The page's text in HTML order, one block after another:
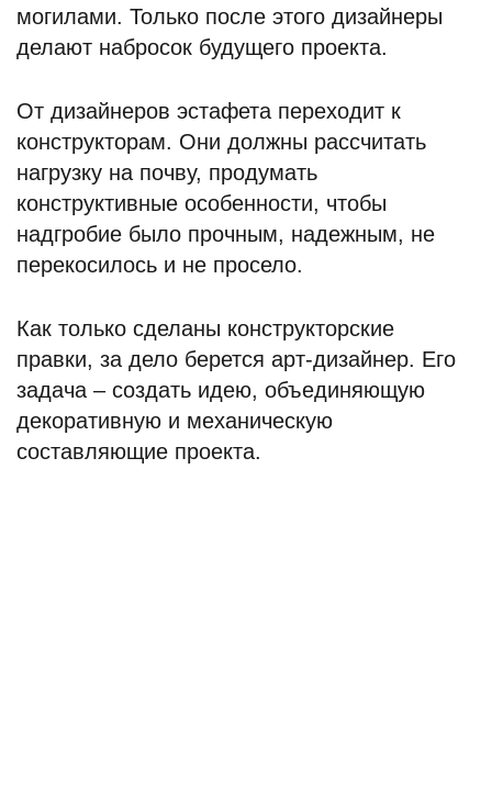
могилами. Только после этого дизайнеры
делают набросок будущего проекта.
От дизайнеров эстафета переходит к
конструкторам. Они должны рассчитать
нагрузку на почву, продумать
конструктивные особенности, чтобы
надгробие было прочным, надежным, не
перекосилось и не просело.
Как только сделаны конструкторские
правки, за дело берется арт-дизайнер. Его
задача – создать идею, объединяющую
декоративную и механическую
составляющие проекта.